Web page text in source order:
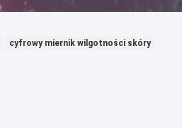
cyfrowy miernik wilgotności skóry